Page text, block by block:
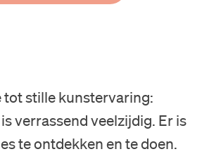
tot stille kunstervaring:
verrassend veelzijdig. Er is
te ontdekken en te doen.